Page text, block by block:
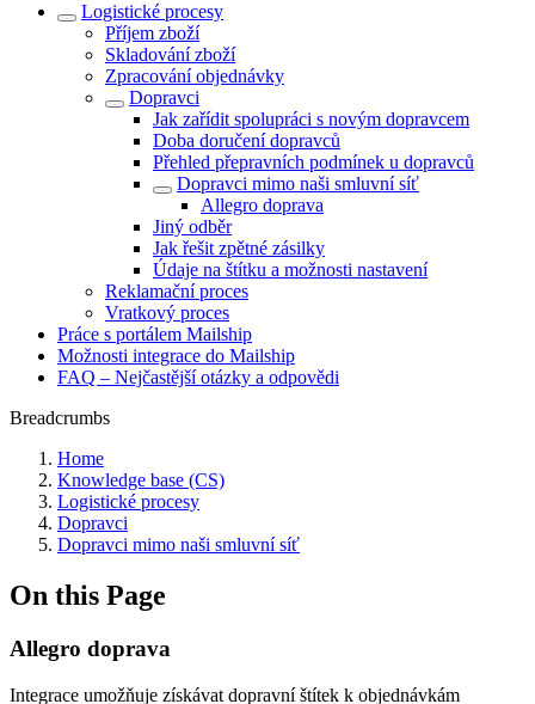
Logistické procesy
Příjem zboží
Skladování zboží
Zpracování objednávky
Dopravci
Jak zařídit spolupráci s novým dopravcem
Doba doručení dopravců
Přehled přepravních podmínek u dopravců
Dopravci mimo naši smluvní síť
Allegro doprava
Jiný odběr
Jak řešit zpětné zásilky
Údaje na štítku a možnosti nastavení
Reklamační proces
Vratkový proces
Práce s portálem Mailship
Možnosti integrace do Mailship
FAQ – Nejčastější otázky a odpovědi
Breadcrumbs
Home
Knowledge base (CS)
Logistické procesy
Dopravci
Dopravci mimo naši smluvní síť
On this Page
Allegro doprava
Integrace umožňuje získávat dopravní štítek k objednávkám